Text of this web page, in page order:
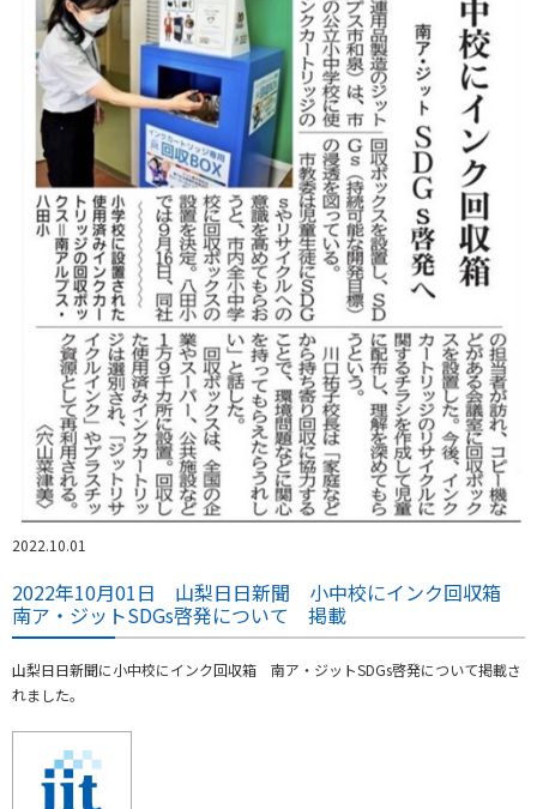
2022.10.01
2022年10月01日 山梨日日新聞 小中校にインク回収箱
南ア・ジットSDGs啓発について 掲載
山梨日日新聞に小中校にインク回収箱 南ア・ジットSDGs啓発について掲載さ
れました。